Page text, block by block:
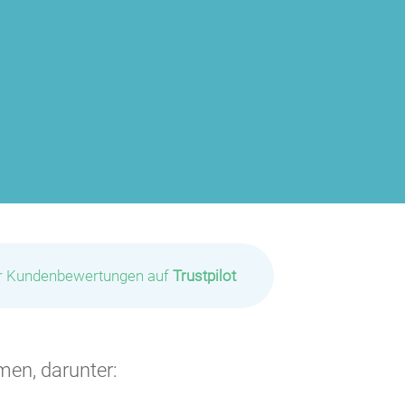
Kundenbewertungen auf Trustpilot
darunter: